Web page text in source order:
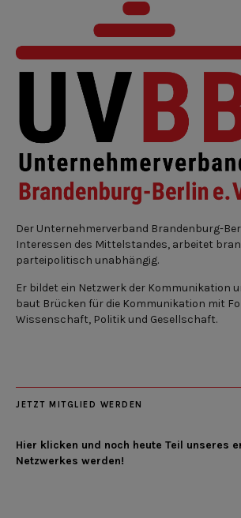
Der Unternehmerverband Brandenburg-
Interessen des Mittelstandes, arbeitet
parteipolitisch unabhängig.
Er bildet ein Netzwerk der Kommunikation
baut Brücken für die Kommunikation mit
Wissenschaft, Politik und Gesellschaft.
JETZT MITGLIED WERDEN
Hier klicken und noch heute Teil unseres
Netzwerkes werden!